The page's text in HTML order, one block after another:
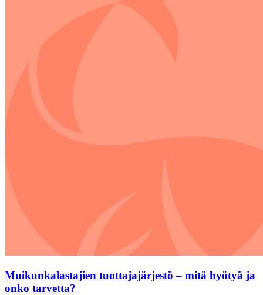
Muikunkalastajien tuottajajärjestö – mitä hyötyä ja
onko tarvetta?